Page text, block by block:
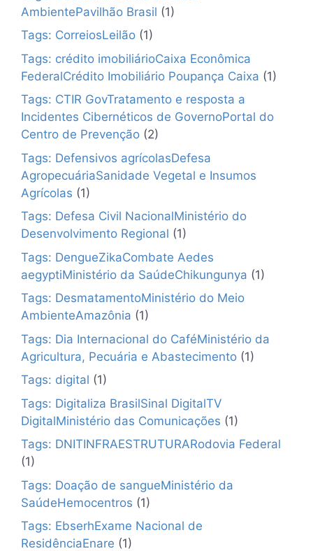
AmbientePavilhão Brasil (1)
Tags: CorreiosLeilão (1)
Tags: crédito imobiliárioCaixa Econômica
FederalCrédito Imobiliário Poupança Caixa (1)
Tags: CTIR GovTratamento e resposta a
Incidentes Cibernéticos de GovernoPortal do
Centro de Prevenção (2)
Tags: Defensivos agrícolasDefesa
AgropecuáriaSanidade Vegetal e Insumos
Agrícolas (1)
Tags: Defesa Civil NacionalMinistério do
Desenvolvimento Regional (1)
Tags: DengueZikaCombate Aedes
aegyptiMinistério da SaúdeChikungunya (1)
Tags: DesmatamentoMinistério do Meio
AmbienteAmazônia (1)
Tags: Dia Internacional do CaféMinistério da
Agricultura, Pecuária e Abastecimento (1)
Tags: digital (1)
Tags: Digitaliza BrasilSinal DigitalTV
DigitalMinistério das Comunicações (1)
Tags: DNITINFRAESTRUTURARodovia Federal
(1)
Tags: Doação de sangueMinistério da
SaúdeHemocentros (1)
Tags: EbserhExame Nacional de
ResidênciaEnare (1)